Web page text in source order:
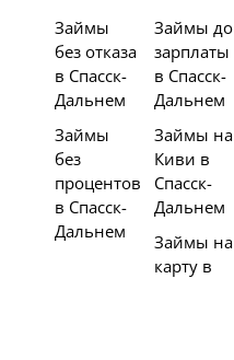
Займы
без отказа
в Спасск-
Дальнем
Займы
без
процентов
в Спасск-
Дальнем
Займы до
зарплаты
в Спасск-
Дальнем
Займы на
Киви в
Спасск-
Дальнем
Займы на
карту в